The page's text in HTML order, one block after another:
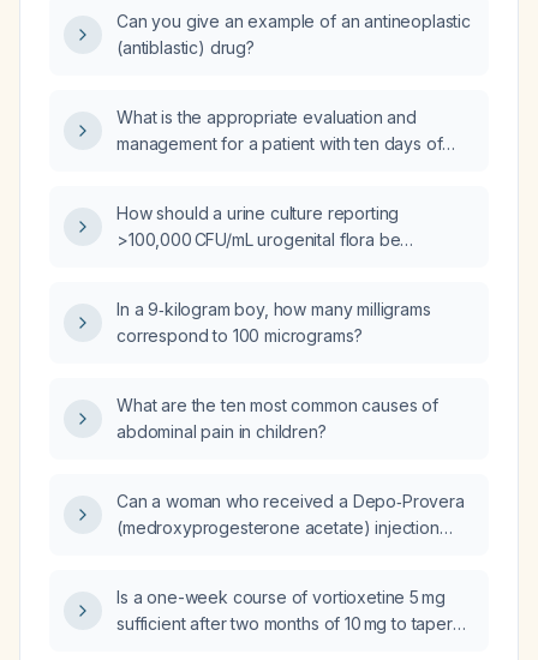
Can you give an example of an antineoplastic
(antiblastic) drug?
What is the appropriate evaluation and
management for a patient with ten days of
How should a urine culture reporting
>100,000 CFU/mL urogenital flora be
In a 9‑kilogram boy, how many milligrams
correspond to 100 micrograms?
What are the ten most common causes of
abdominal pain in children?
Can a woman who received a Depo‑Provera
(medroxyprogesterone acetate) injection
now, or must she wait two months?
Is a one-week course of vortioxetine 5 mg
sufficient after two months of 10 mg to taper